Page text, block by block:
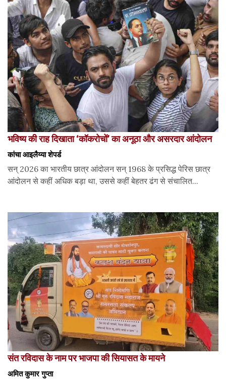
भविष्य की राह दिखाता ‘कॉकरोचों’ का अनूठा और असरदार आंदोलन
कांचा आइलैय्या शेपर्ड
सन् 2026 का भारतीय छात्र आंदोलन सन् 1968 के प्रसिद्ध पेरिस छात्र
आंदोलन से कहीं अधिक बड़ा था, उससे कहीं बेहतर ढंग से संचालित...
संत रविदास के नाम पर भाजपा की सियासत के मायने
अमित कुमार गुप्ता